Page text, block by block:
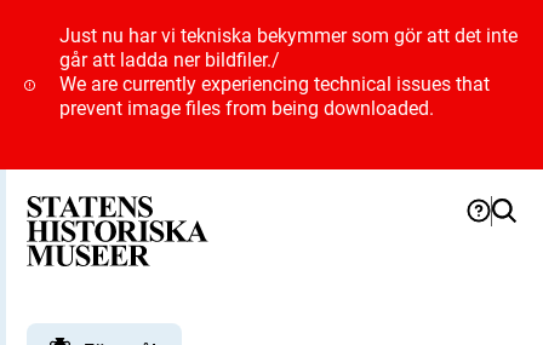
Just nu har vi tekniska bekymmer som gör att det inte
går att ladda ner bildfiler./
We are currently experiencing technical issues that
prevent image files from being downloaded.